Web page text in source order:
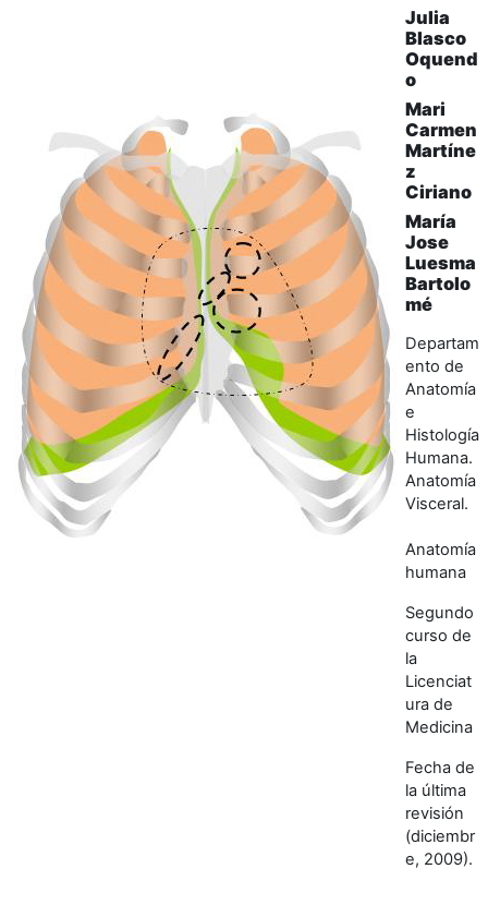
Julia
Blasco
Oquend
o
Mari
Carmen
Martíne
z
Ciriano
María
Jose
Luesma
Bartolo
mé
Departam
ento de
Anatomía
e
Histología
Humana.
Anatomía
Visceral.
Anatomía
humana
Segundo
curso de
la
Licenciat
ura de
Medicina
Fecha de
la última
revisión
(diciembr
e, 2009).